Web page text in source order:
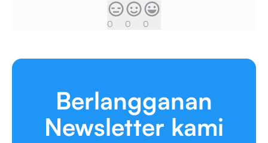
0 0 0
Berlangganan
Newsletter kami